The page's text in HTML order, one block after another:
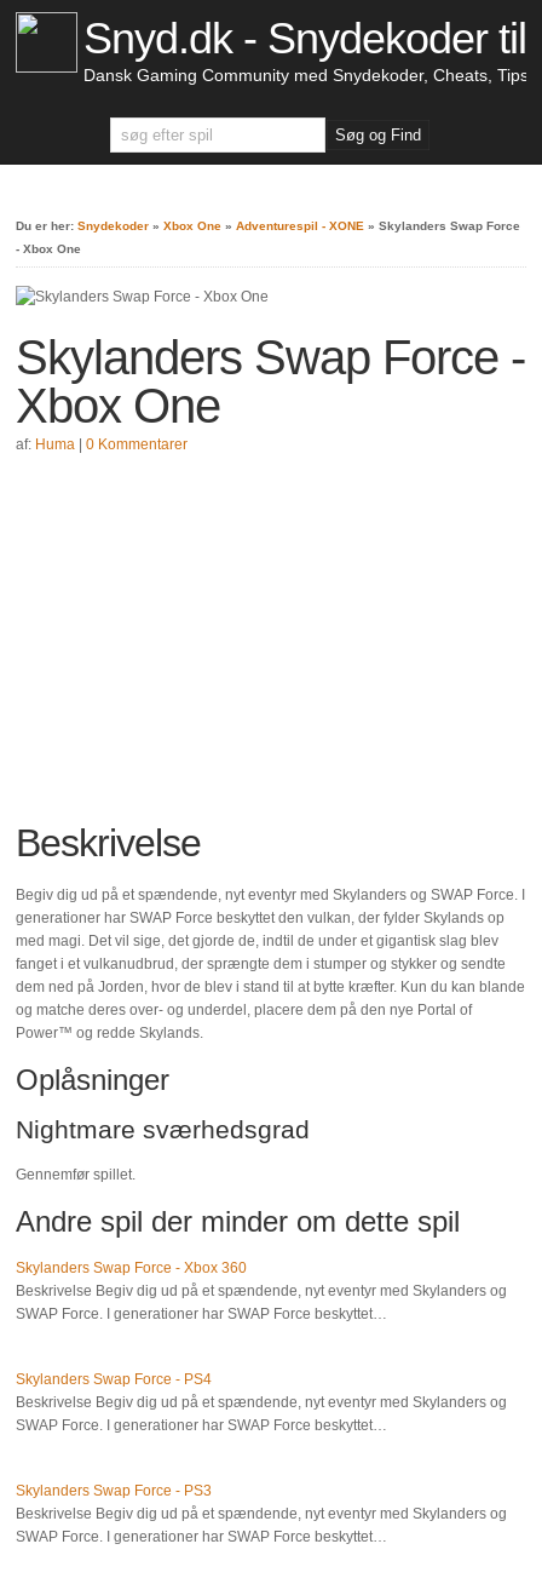
Snyd.dk - Snydekoder til
Dansk Gaming Community med Snydekoder, Cheats, Tips
Du er her:Snydekoder »Xbox One »Adventurespil - XONE »Skylanders Swap Force
- Xbox One
Skylanders Swap Force -
Xbox One
af: Huma |0 Kommentarer
Beskrivelse
Begiv dig ud på et spændende, nyt eventyr med Skylanders og SWAP Force. I
generationer har SWAP Force beskyttet den vulkan, der fylder Skylands op
med magi. Det vil sige, det gjorde de, indtil de under et gigantisk slag blev
fanget i et vulkanudbrud, der sprængte dem i stumper og stykker og sendte
dem ned på Jorden, hvor de blev i stand til at bytte kræfter. Kun du kan blande
og matche deres over- og underdel, placere dem på den nye Portal of
Power™ og redde Skylands.
Oplåsninger
Nightmare sværhedsgrad
Gennemfør spillet.
Andre spil der minder om dette spil
Skylanders Swap Force - Xbox 360
Beskrivelse Begiv dig ud på et spændende, nyt eventyr med Skylanders og
SWAP Force. I generationer har SWAP Force beskyttet…
Skylanders Swap Force - PS4
Beskrivelse Begiv dig ud på et spændende, nyt eventyr med Skylanders og
SWAP Force. I generationer har SWAP Force beskyttet…
Skylanders Swap Force - PS3
Beskrivelse Begiv dig ud på et spændende, nyt eventyr med Skylanders og
SWAP Force. I generationer har SWAP Force beskyttet…